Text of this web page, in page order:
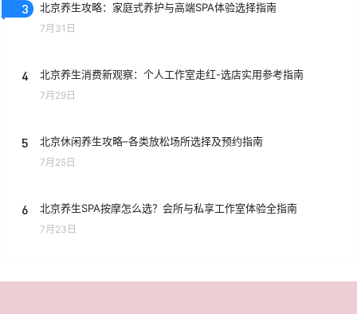
3 北京养生攻略：家庭式养护与高端SPA体验选择指南
7月31日
4 北京养生消费新观察：个人工作室走红-选店实用参考指南
7月29日
5 北京休闲养生攻略–各类放松场所选择及预约指南
7月25日
6 北京养生SPA按摩怎么选？会所与私享工作室体验全指南
7月23日